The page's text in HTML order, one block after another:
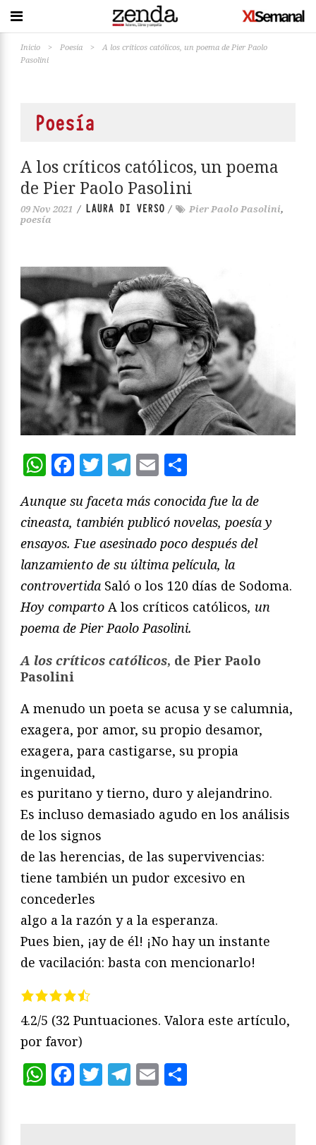
Inicio > Poesía >
A los críticos católicos, un poema de Pier Paolo
Pasolini
Poesía
A los críticos católicos, un poema
de Pier Paolo Pasolini
09 Nov 2021 / LAURA DI VERSO / Pier Paolo Pasolini,
poesía
WhatsApp
Facebook
Twitter
Telegram
Email
Aunque su faceta más conocida fue la de
cineasta, también publicó novelas, poesía y
ensayos. Fue asesinado poco después del
lanzamiento de su última película, la
controvertida Saló o los 120 días de Sodoma.
Hoy comparto A los críticos católicos, un
poema de Pier Paolo Pasolini.
A los críticos católicos, de Pier Paolo
Pasolini
A menudo un poeta se acusa y se calumnia,
exagera, por amor, su propio desamor,
exagera, para castigarse, su propia
ingenuidad,
es puritano y tierno, duro y alejandrino.
Es incluso demasiado agudo en los análisis
de los signos
de las herencias, de las supervivencias:
tiene también un pudor excesivo en
concederles
algo a la razón y a la esperanza.
Pues bien, ¡ay de él! ¡No hay un instante
de vacilación: basta con mencionarlo!
4.2/5 (32 Puntuaciones. Valora este artículo,
por favor)
WhatsApp
Facebook
Twitter
Telegram
Email